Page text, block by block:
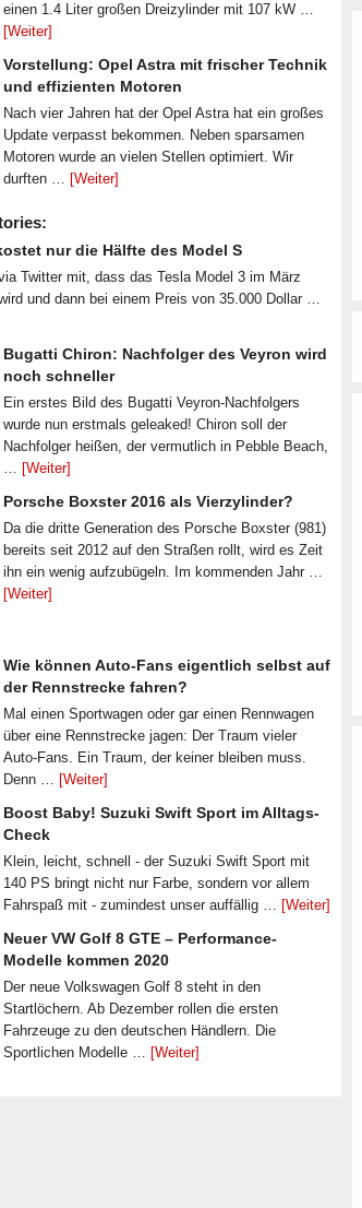
einen 1.4 Liter großen Dreizylinder mit 107 kW …
[Weiter]
Vorstellung: Opel Astra mit frischer Technik
und effizienten Motoren
Nach vier Jahren hat der Opel Astra hat ein großes
Update verpasst bekommen. Neben sparsamen
Motoren wurde an vielen Stellen optimiert. Wir
durften … [Weiter]
nur die Hälfte des Model S
Twitter mit, dass das Tesla Model 3 im März
und dann bei einem Preis von 35.000 Dollar …
Bugatti Chiron: Nachfolger des Veyron wird
noch schneller
Ein erstes Bild des Bugatti Veyron-Nachfolgers
wurde nun erstmals geleaked! Chiron soll der
Nachfolger heißen, der vermutlich in Pebble Beach,
… [Weiter]
Porsche Boxster 2016 als Vierzylinder?
Da die dritte Generation des Porsche Boxster (981)
bereits seit 2012 auf den Straßen rollt, wird es Zeit
ihn ein wenig aufzubügeln. Im kommenden Jahr …
[Weiter]
Wie können Auto-Fans eigentlich selbst auf
der Rennstrecke fahren?
Mal einen Sportwagen oder gar einen Rennwagen
über eine Rennstrecke jagen: Der Traum vieler
Auto-Fans. Ein Traum, der keiner bleiben muss.
Denn … [Weiter]
Boost Baby! Suzuki Swift Sport im Alltags-
Check
Klein, leicht, schnell - der Suzuki Swift Sport mit
140 PS bringt nicht nur Farbe, sondern vor allem
Fahrspaß mit - zumindest unser auffällig … [Weiter]
Neuer VW Golf 8 GTE – Performance-
Modelle kommen 2020
Der neue Volkswagen Golf 8 steht in den
Startlöchern. Ab Dezember rollen die ersten
Fahrzeuge zu den deutschen Händlern. Die
Sportlichen Modelle … [Weiter]